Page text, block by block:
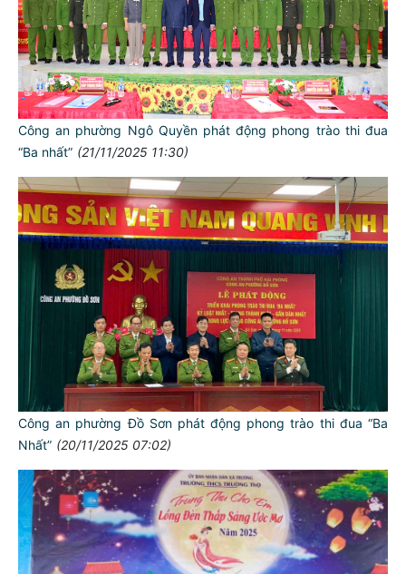
Công an phường Ngô Quyền phát động phong trào thi đua
“Ba nhất” (21/11/2025 11:30)
Công an phường Đồ Sơn phát động phong trào thi đua “Ba
Nhất” (20/11/2025 07:02)